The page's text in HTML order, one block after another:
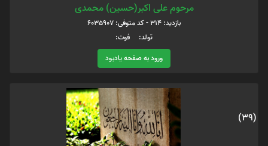
مرحوم علی اکبر(حسین) محمدی
بازدید: 314 - کد متوفی: 6035907
تولد: فوت:
ورود به صفحه یادبود
(39)